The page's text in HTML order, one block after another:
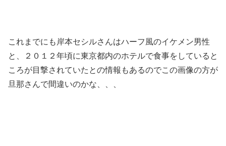
これまでにも岸本セシルさんはハーフ風のイケメン男性
と、２０１２年頃に東京都内のホテルで食事をしていると
ころが目撃されていたとの情報もあるのでこの画像の方が
旦那さんで間違いのかな、、、